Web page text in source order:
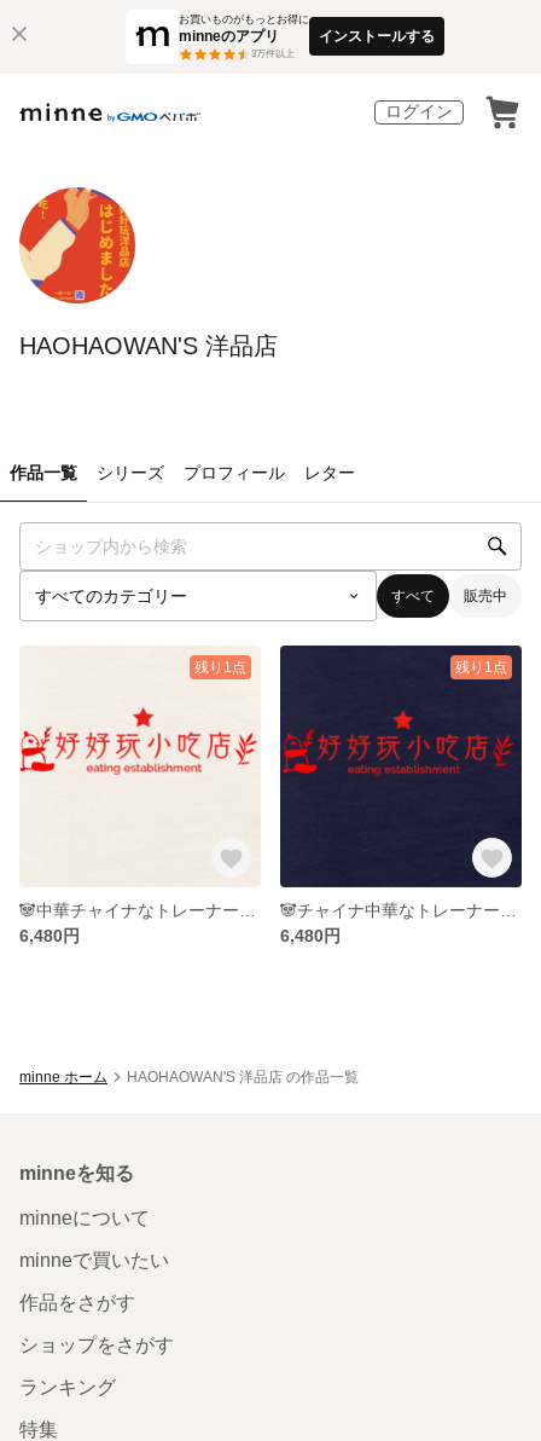
お買いものがもっとお得に
minneのアプリ
3万件以上
インストールする
ログイン
HAOHAOWAN'S 洋品店
作品一覧 シリーズ プロフィール レター
すべて 販売中
残り1点
6,480円
残り1点
6,480円
minne ホーム HAOHAOWAN'S 洋品店 の作品一覧
minneを知る
minneについて
minneで買いたい
作品をさがす
ショップをさがす
ランキング
特集